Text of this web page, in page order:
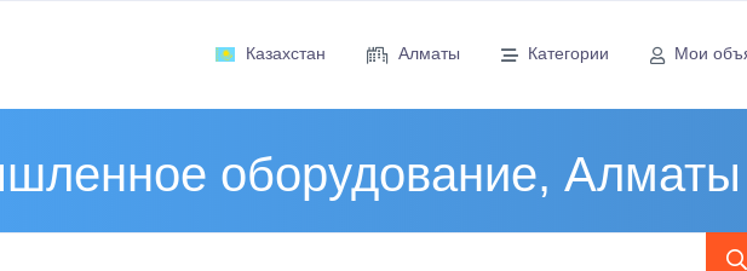
Казахстан Алматы Категории Мои
оборудование, Алматы